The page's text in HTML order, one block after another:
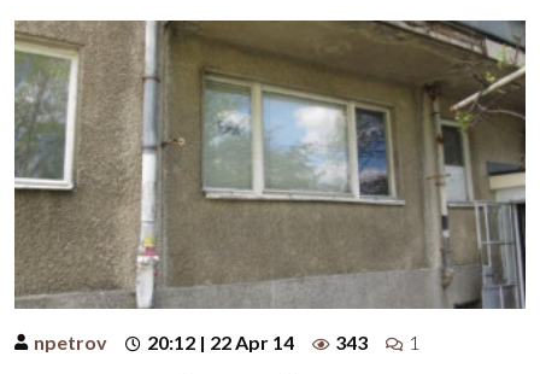
npetrov 20:12 | 22 Apr 14 343 1